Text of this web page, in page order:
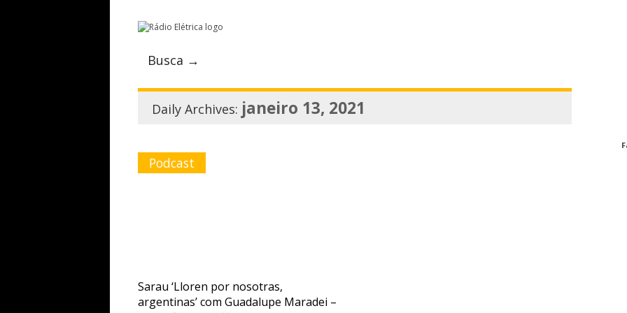
Busca →
Daily Archives: janeiro 13, 2021
Podcast
Sarau ‘Lloren por nosotras,
argentinas’ com Guadalupe Maradei –